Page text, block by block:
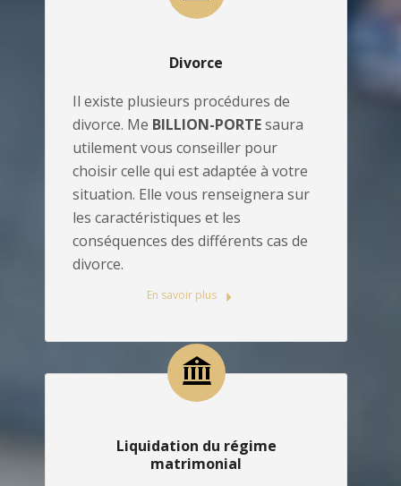
Divorce
Il existe plusieurs procédures de
divorce. Me BILLION-PORTEsaura
utilement vous conseiller pour
choisir celle qui est adaptée à votre
situation. Elle vous renseignera sur
les caractéristiques et les
conséquences des différents cas de
divorce.
En savoir plus
Liquidation du régime
matrimonial